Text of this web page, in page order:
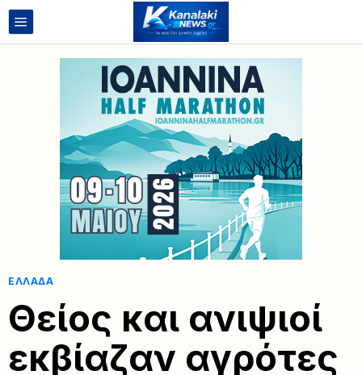
ΕΛΛΆΔΑ
Θείος και ανιψιοί
εκβίαζαν αγρότες